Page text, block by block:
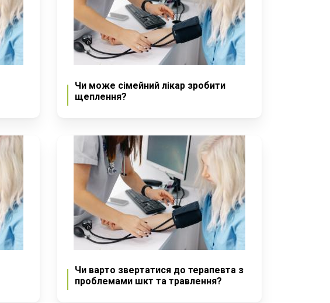
Чи може сімейний лікар зробити
щеплення?
Чи варто звертатися до терапевта з
проблемами шкт та травлення?